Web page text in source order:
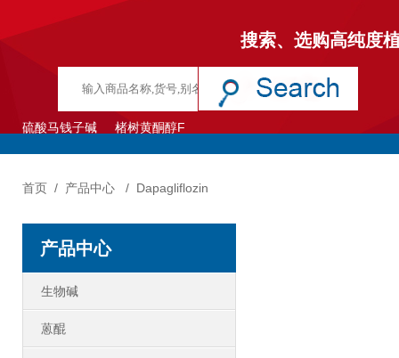
搜索、选购高纯度
硫酸马钱子碱 楮树黄酮醇F
首页/ 产品中心/ Dapagliflozin
产品中心
生物碱
蒽醌